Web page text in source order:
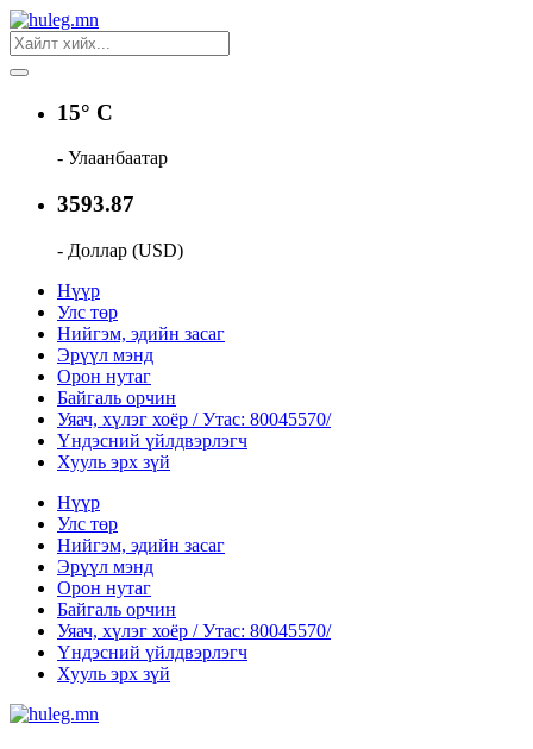
15° C
- Улаанбаатар
3593.87
- Доллар (USD)
Нүүр
Улс төр
Нийгэм, эдийн засаг
Эрүүл мэнд
Орон нутаг
Байгаль орчин
Уяач, хүлэг хоёр / Утас: 80045570/
Үндэсний үйлдвэрлэгч
Хууль эрх зүй
Нүүр
Улс төр
Нийгэм, эдийн засаг
Эрүүл мэнд
Орон нутаг
Байгаль орчин
Уяач, хүлэг хоёр / Утас: 80045570/
Үндэсний үйлдвэрлэгч
Хууль эрх зүй